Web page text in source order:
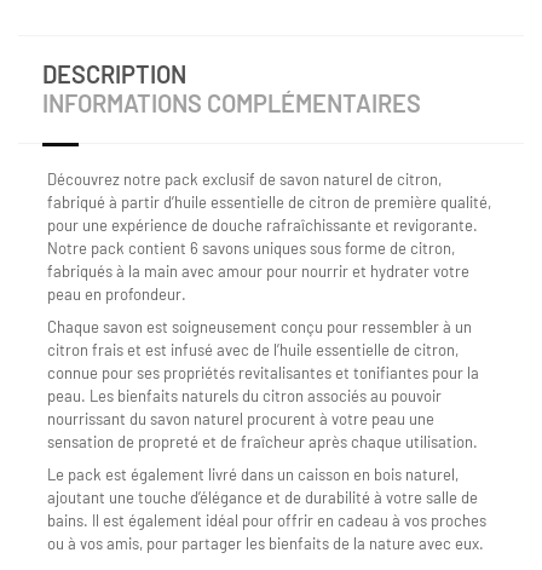
DESCRIPTION
INFORMATIONS COMPLÉMENTAIRES
Découvrez notre pack exclusif de savon naturel de citron,
fabriqué à partir d’huile essentielle de citron de première qualité,
pour une expérience de douche rafraîchissante et revigorante.
Notre pack contient 6 savons uniques sous forme de citron,
fabriqués à la main avec amour pour nourrir et hydrater votre
peau en profondeur.
Chaque savon est soigneusement conçu pour ressembler à un
citron frais et est infusé avec de l’huile essentielle de citron,
connue pour ses propriétés revitalisantes et tonifiantes pour la
peau. Les bienfaits naturels du citron associés au pouvoir
nourrissant du savon naturel procurent à votre peau une
sensation de propreté et de fraîcheur après chaque utilisation.
Le pack est également livré dans un caisson en bois naturel,
ajoutant une touche d’élégance et de durabilité à votre salle de
bains. Il est également idéal pour offrir en cadeau à vos proches
ou à vos amis, pour partager les bienfaits de la nature avec eux.